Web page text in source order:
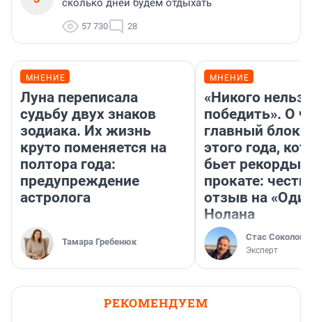
сколько дней будем отдыхать
57 730 28
МНЕНИЕ
Луна переписала
судьбу двух знаков
зодиака. Их жизнь
круто поменяется на
полтора года:
предупреждение
астролога
Тамара Гребенюк
МНЕНИЕ
«Никого нельзя
победить». О
главный
этого года,
бьет рекорды в
прокате:
отзыв на
Нолана
Стас Соколов
Эксперт
РЕКОМЕНДУЕМ